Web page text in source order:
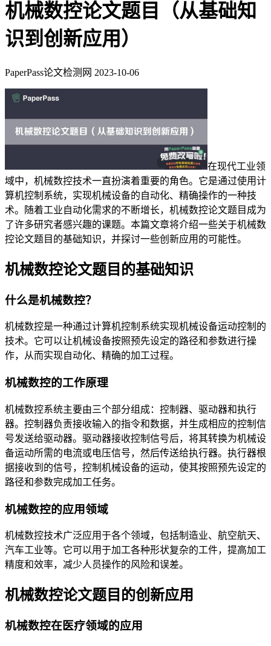
机械数控论文题目（从基础知
识到创新应用）
PaperPass论文检测网 2023-10-06
在现代工业领
域中，机械数控技术一直扮演着重要的角色。它是通过使用计
算机控制系统，实现机械设备的自动化、精确操作的一种技
术。随着工业自动化需求的不断增长，机械数控论文题目成为
了许多研究者感兴趣的课题。本篇文章将介绍一些关于机械数
控论文题目的基础知识，并探讨一些创新应用的可能性。
机械数控论文题目的基础知识
什么是机械数控？
机械数控是一种通过计算机控制系统实现机械设备运动控制的
技术。它可以让机械设备按照预先设定的路径和参数进行操
作，从而实现自动化、精确的加工过程。
机械数控的工作原理
机械数控系统主要由三个部分组成：控制器、驱动器和执行
器。控制器负责接收输入的指令和数据，并生成相应的控制信
号发送给驱动器。驱动器接收控制信号后，将其转换为机械设
备运动所需的电流或电压信号，然后传送给执行器。执行器根
据接收到的信号，控制机械设备的运动，使其按照预先设定的
路径和参数完成加工任务。
机械数控的应用领域
机械数控技术广泛应用于各个领域，包括制造业、航空航天、
汽车工业等。它可以用于加工各种形状复杂的工件，提高加工
精度和效率，减少人员操作的风险和误差。
机械数控论文题目的创新应用
机械数控在医疗领域的应用